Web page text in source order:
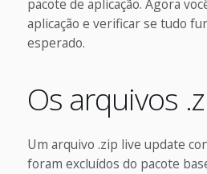
pacote de aplicação. Agora
aplicação e verificar se tudo
esperado.
Os arquivos
Um arquivo .zip live update
foram excluídos do pacote